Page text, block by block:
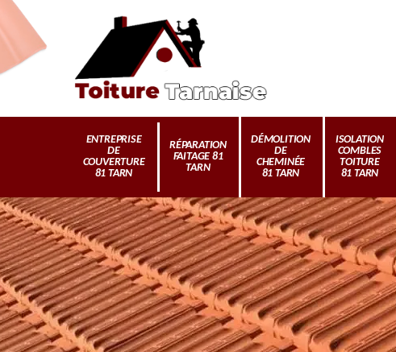
ENTREPRISE
DE
COUVERTURE
81 TARN
RÉPARATION
FAITAGE 81
TARN
DÉMOLITION
DE
CHEMINÉE
81 TARN
ISOLATION
COMBLES
TOITURE
81 TARN